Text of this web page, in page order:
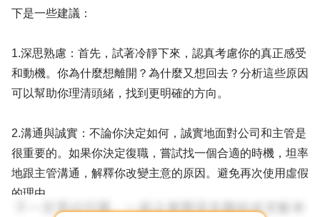
下是一些建議：
1.深思熟慮：首先，試著冷靜下來，認真考慮你的真正感受
和動機。你為什麼想離開？為什麼又想回去？分析這些原因
可以幫助你理清頭緒，找到更明確的方向。
2.溝通與誠實：不論你決定如何，誠實地面對公司和主管是
很重要的。如果你決定復職，嘗試找一個合適的時機，坦率
地跟主管溝通，解釋你改變主意的原因。避免再次使用虛假
的理由。